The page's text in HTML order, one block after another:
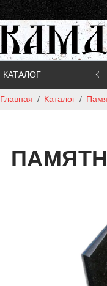
КАТАЛОГ
Главная Каталог